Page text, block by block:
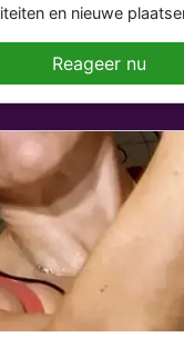
en nieuwe
Reageer nu